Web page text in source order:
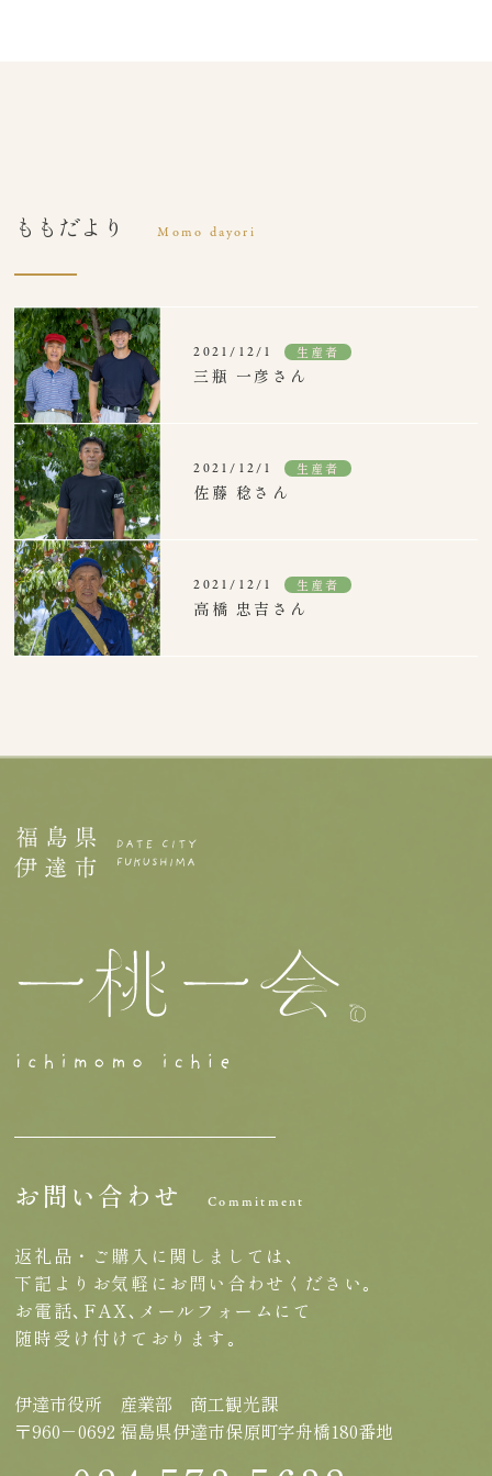
ももだより Momo dayori
2021/12/1 生産者
三瓶 一彦さん
2021/12/1 生産者
佐藤 稔さん
2021/12/1 生産者
高橋 忠吉さん
お問い合わせ Commitment
返礼品・ご購入に関しましては､
下記よりお気軽にお問い合わせください｡
お電話､FAX､メールフォームにて
随時受け付けております｡
伊達市役所 産業部 商工観光課
〒960－0692 福島県伊達市保原町字舟橋180番地